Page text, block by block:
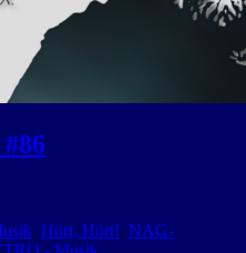
, Hört, Hört!, NAG-